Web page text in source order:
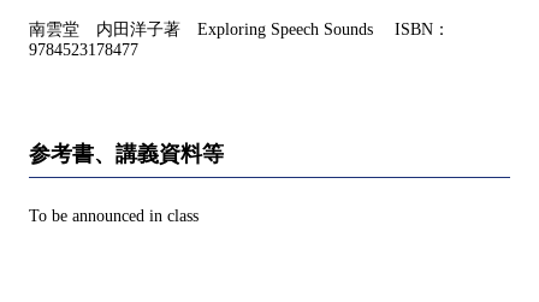
南雲堂 内田洋子著 Exploring Speech Sounds ISBN：
9784523178477
参考書、講義資料等
To be announced in class